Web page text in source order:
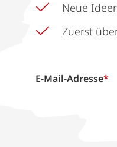
Neue
Zuerst
E-Mail-Adresse*